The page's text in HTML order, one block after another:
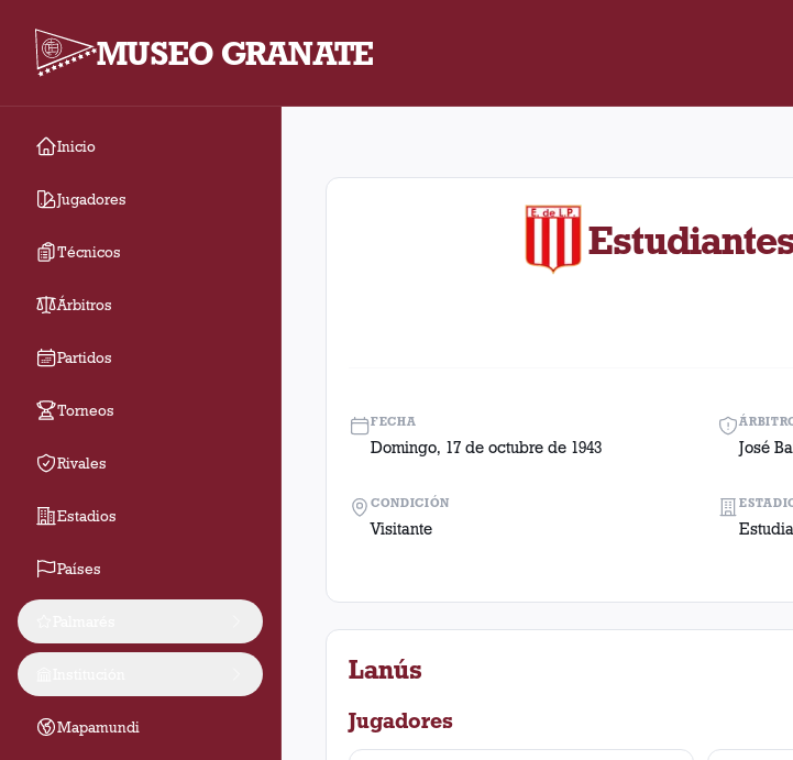
MUSEO GRANATE
Inicio
Jugadores
Técnicos
Árbitros
Partidos
Torneos
Rivales
Estadios
Países
Mapamundi
Fecha 23. Partido entre Lanús y Estudiantes (La Plata)
FECHA
Domingo, 17 de octubre de 1943 José
CONDICIÓN
Visitante
Lanús
Jugadores